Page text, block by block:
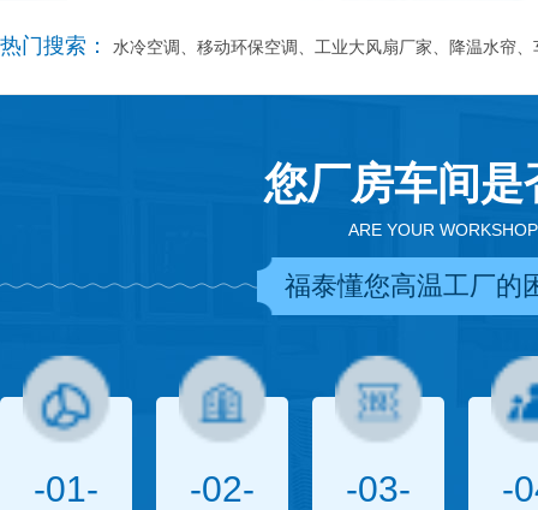
热门搜索： 水冷空调、移动环保空调、工业大风扇厂家、降温水帘
您厂房车间
ARE YOUR
福泰懂您高温工厂的
-01- -02- -03- -